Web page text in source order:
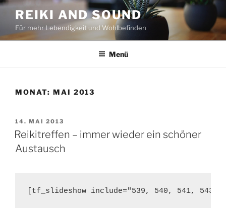
Zum
Inhalt
springen
REIKI AND SOUND
Für mehr Lebendigkeit und Wohlbefinden
Menü
MONAT: MAI 2013
VERÖFFENTLICHT
AM
14. MAI 2013
Reikitreffen – immer wieder ein schöner
Austausch
[tf_slideshow include="539, 540, 541, 543"